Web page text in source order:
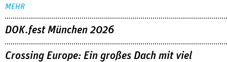
MEHR
DOK.fest München 2026
Crossing Europe: Ein großes Dach mit viel